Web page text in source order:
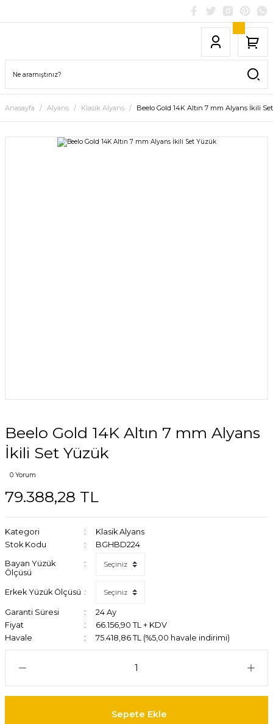
Anasayfa Alyans Klasik Alyans Beelo Gold 14K Altın 7 mm Alyans İkili
Beelo Gold 14K Altın 7 mm Alyans
İkili Set Yüzük
0 Yorum
79.388,28 TL
Kategori
Klasik Alyans
Stok Kodu
BGHBD224
Bayan Yüzük
Ölçüsü
Erkek Yüzük Ölçüsü
Garanti Süresi
24 Ay
Fiyat
66.156,90 TL + KDV
Havale
75.418,86 TL (%5,00 havale indirimi)
Sepete Ekle